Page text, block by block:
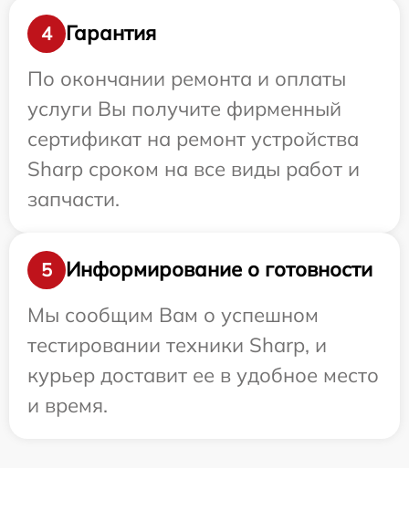
4
Гарантия
По окончании ремонта и оплаты
услуги Вы получите фирменный
сертификат на ремонт устройства
Sharp сроком на все виды работ и
запчасти.
5
Информирование о готовности
Мы сообщим Вам о успешном
тестировании техники Sharp, и
курьер доставит ее в удобное место
и время.